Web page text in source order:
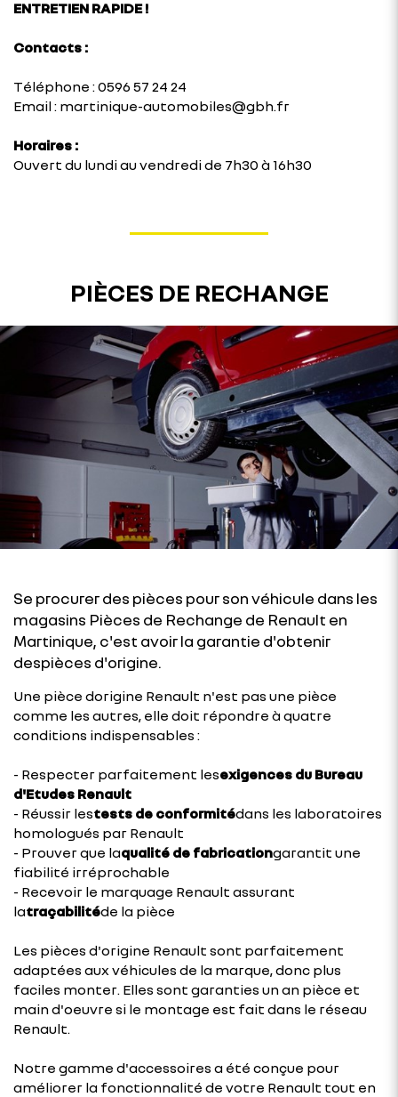
ENTRETIEN RAPIDE !
Contacts :
Téléphone : 0596 57 24 24
Email : martinique-automobiles@gbh.fr
Horaires :
Ouvert du lundi au vendredi de 7h30 à 16h30
PIÈCES DE RECHANGE
Se procurer des pièces pour son véhicule dans les
magasins Pièces de Rechange de Renault en
Martinique, c'est avoir la garantie d'obtenir
despièces d'origine.
Une pièce dorigine Renault n'est pas une pièce
comme les autres, elle doit répondre à quatre
conditions indispensables :
- Respecter parfaitement lesexigences du Bureau
d'Etudes Renault
- Réussir lestests de conformitédans les laboratoires
homologués par Renault
- Prouver que laqualité de fabricationgarantit une
fiabilité irréprochable
- Recevoir le marquage Renault assurant
latraçabilitéde la pièce
Les pièces d'origine Renault sont parfaitement
adaptées aux véhicules de la marque, donc plus
faciles monter. Elles sont garanties un an pièce et
main d'oeuvre si le montage est fait dans le réseau
Renault.
Notre gamme d'accessoires a été conçue pour
améliorer la fonctionnalité de votre Renault tout en